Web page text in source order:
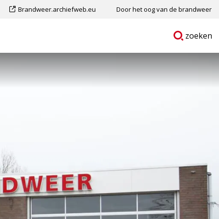
Dit
Brandweer.archiefweb.eu Door het oog van de brandweer
Ga
zoeken